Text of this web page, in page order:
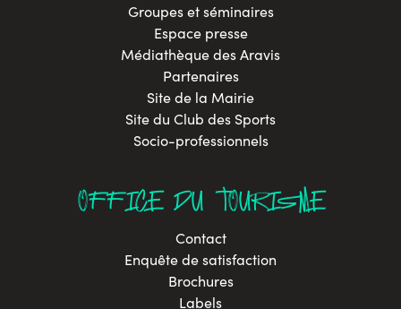
Groupes et séminaires
Espace presse
Médiathèque des Aravis
Partenaires
Site de la Mairie
Site du Club des Sports
Socio-professionnels
OFFICE DU TOURISME
Contact
Enquête de satisfaction
Brochures
Labels